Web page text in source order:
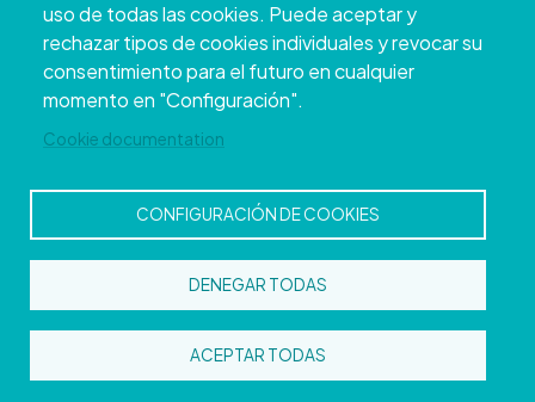
uso de todas las cookies. Puede aceptar y
rechazar tipos de cookies individuales y revocar su
consentimiento para el futuro en cualquier
momento en "Configuración".
Cookie documentation
CONFIGURACIÓN DE COOKIES
DENEGAR TODAS
ACEPTAR TODAS
Copyright © 2026. Conseil provincial de
Pontevedra.Tous droits réservés